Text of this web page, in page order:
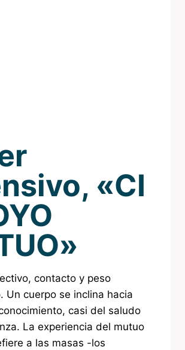
«CI
contacto y peso
Un cuerpo se inclina hacia
casi del saludo
La experiencia del mutuo
a las masas -los